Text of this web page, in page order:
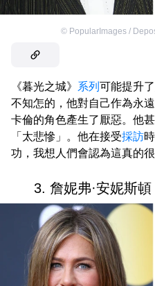
© PopularImages /
《暮光之城》 系列 可能提升
不知怎的，他對自己作為永
卡倫的角色產生了厭惡。他
「太悲慘」。他在接受採訪
功，我想人們會認為這真的很
3. 詹妮弗·安妮斯